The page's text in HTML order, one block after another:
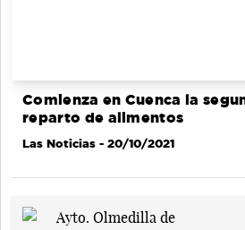
Comienza en Cuenca la
reparto de alimentos
Las Noticias - 20/10/2021